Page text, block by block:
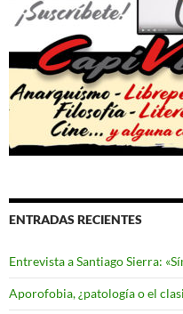
ENTRADAS RECIENTES
Entrevista a Santiago Sierra:
Aporofobia, ¿patología o el